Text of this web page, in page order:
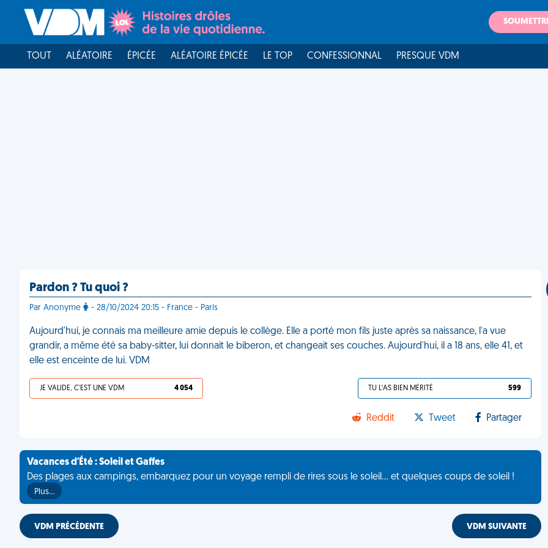
TOUT ALÉATOIRE ÉPICÉE ALÉATOIRE ÉPICÉE LE TOP CONFESSIONNAL PRESQUE VDM
Pardon ? Tu quoi ?
Par Anonyme - 28/10/2024 20:15 - France - Paris
Aujourd'hui, je connais ma meilleure amie depuis le collège. Elle a porté mon fils juste après sa naissance, l'a vue
grandir, a même été sa baby-sitter, lui donnait le biberon, et changeait ses couches. Aujourd'hui, il a 18 ans, elle 41, et
elle est enceinte de lui. VDM
JE VALIDE, C'EST UNE VDM 4 054 TU L'AS BIEN MÉRITÉ 599
Reddit Tweet Partager
Vacances d'Été : Soleil et Gaffes
Des plages aux campings, embarquez pour un voyage rempli de rires sous le soleil... et quelques coups de soleil !
Plus…
VDM PRÉCÉDENTE VDM SUIVANTE